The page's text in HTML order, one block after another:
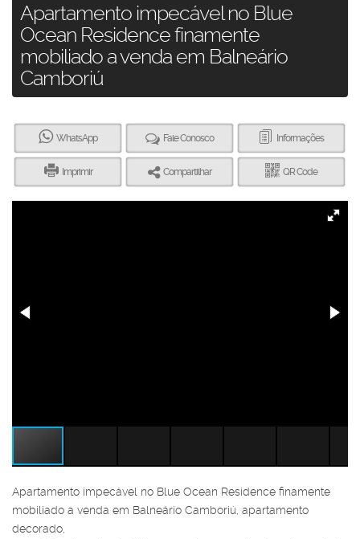
Apartamento impecável no Blue
Ocean Residence finamente
mobiliado a venda em Balneário
Camboriú
WhatsApp Fale Conosco Informações
Imprimir Compartilhar QR Code
Apartamento impecável no Blue Ocean Residence finamente
mobiliado a venda em Balneário Camboriú, apartamento
decorado,